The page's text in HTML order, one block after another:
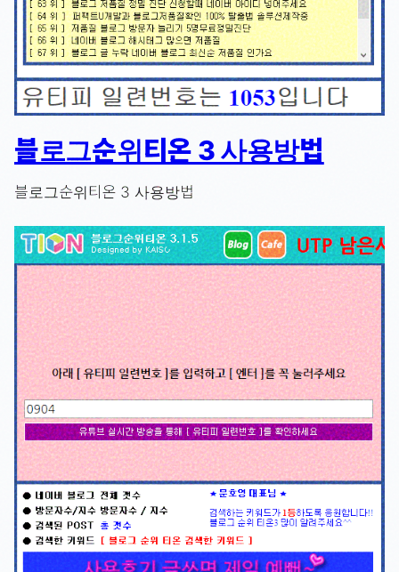
블로그순위티온 3 사용방법
블로그순위티온 3 사용방법